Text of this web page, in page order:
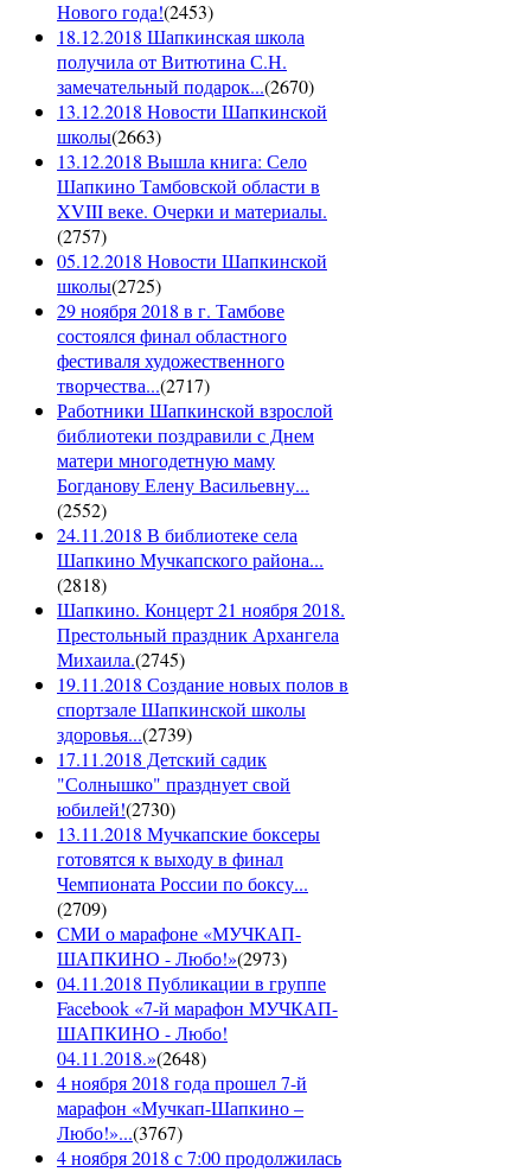
Нового года!(2453)
18.12.2018 Шапкинская школа
получила от Витютина С.Н.
замечательный подарок...(2670)
13.12.2018 Новости Шапкинской
школы(2663)
13.12.2018 Вышла книга: Село
Шапкино Тамбовской области в
XVIII веке. Очерки и материалы.
(2757)
05.12.2018 Новости Шапкинской
школы(2725)
29 ноября 2018 в г. Тамбове
состоялся финал областного
фестиваля художественного
творчества...(2717)
Работники Шапкинской взрослой
библиотеки поздравили с Днем
матери многодетную маму
Богданову Елену Васильевну...
(2552)
24.11.2018 В библиотеке села
Шапкино Мучкапского района...
(2818)
Шапкино. Концерт 21 ноября 2018.
Престольный праздник Архангела
Михаила.(2745)
19.11.2018 Создание новых полов в
спортзале Шапкинской школы
здоровья...(2739)
17.11.2018 Детский садик
"Солнышко" празднует свой
юбилей!(2730)
13.11.2018 Мучкапские боксеры
готовятся к выходу в финал
Чемпионата России по боксу...
(2709)
СМИ о марафоне «МУЧКАП-
ШАПКИНО - Любо!»(2973)
04.11.2018 Публикации в группе
Facebook «7-й марафон МУЧКАП-
ШАПКИНО - Любо!
04.11.2018.»(2648)
4 ноября 2018 года прошел 7-й
марафон «Мучкап-Шапкино –
Любо!»...(3767)
4 ноября 2018 с 7:00 продолжилась